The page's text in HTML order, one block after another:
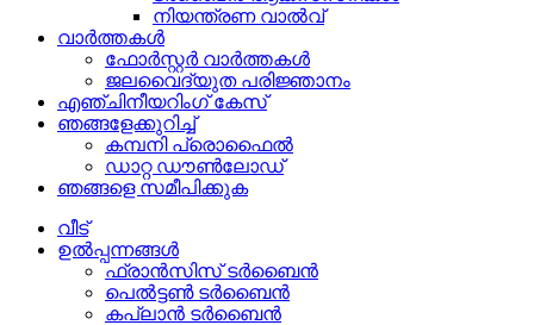
നിയന്ത്രണ വാൽവ്
വാർത്തകൾ
ഫോർസ്റ്റർ വാർത്തകൾ
ജലവൈദ്യുത പരിജ്ഞാനം
എഞ്ചിനീയറിംഗ് കേസ്
ഞങ്ങളേക്കുറിച്ച്
കമ്പനി പ്രൊഫൈൽ
ഡാറ്റ ഡൗൺലോഡ്
ഞങ്ങളെ സമീപിക്കുക
വീട്
ഉൽപ്പന്നങ്ങൾ
ഫ്രാൻസിസ് ടർബൈൻ
പെൽട്ടൺ ടർബൈൻ
കപ്ലാൻ ടർബൈൻ